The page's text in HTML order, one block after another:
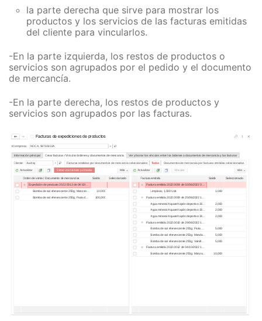
la parte derecha que sirve para mostrar los
productos y los servicios de las facturas emitidas
del cliente para vincularlos.
-En la parte izquierda, los restos de productos o
servicios son agrupados por el pedido y el documento
de mercancía.
-En la parte derecha, los restos de productos y
servicios son agrupados por las facturas.